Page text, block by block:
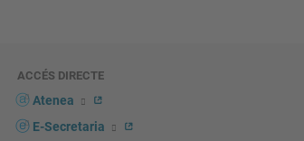
ACCÉS DIRECTE
Atenea
E-Secretaria